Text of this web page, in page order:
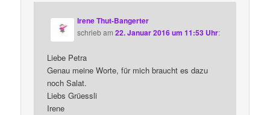
Irene Thut-Bangerter
schriebam22. Januar 2016 um 11:53 Uhr:
Liebe Petra
Genau meine Worte, für mich braucht es dazu
noch Salat.
Liebs Grüessli
Irene